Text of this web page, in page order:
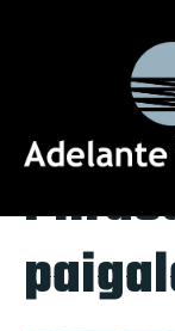
Tag